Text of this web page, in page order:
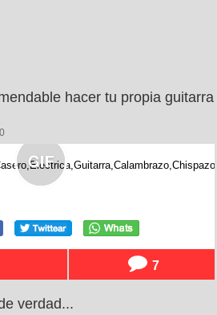
hacer tu propia guitarra
7
verdad...